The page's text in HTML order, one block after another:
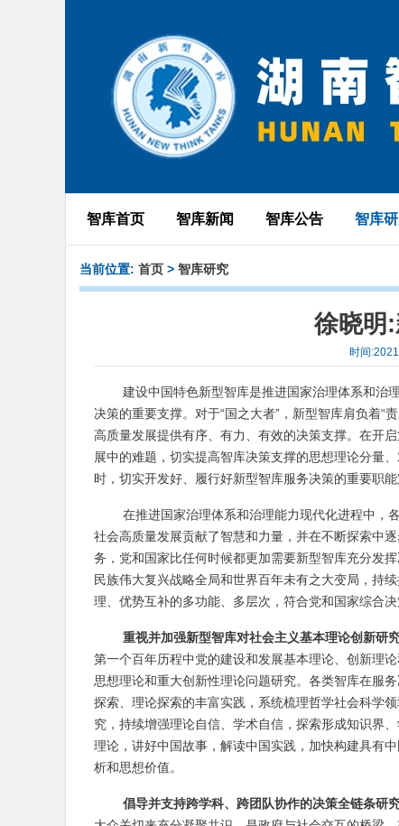
智库首页 智库新闻 智库公告 智库
当前位置: 首页 > 智库研究
徐晓明
时间
建设中国特色新型智库是推进国家治理体系和治
决策的重要支撑。对于“国之大者”，新型智库肩负着“
高质量发展提供有序、有力、有效的决策支撑。在开
展中的难题，切实提高智库决策支撑的思想理论分量
时，切实开发好、履行好新型智库服务决策的重要职
在推进国家治理体系和治理能力现代化进程中，
社会高质量发展贡献了智慧和力量，并在不断探索中
务，党和国家比任何时候都更加需要新型智库充分发
民族伟大复兴战略全局和世界百年未有之大变局，持
理、优势互补的多功能、多层次，符合党和国家综合
重视并加强新型智库对社会主义基本理论创新研究
第一个百年历程中党的建设和发展基本理论、创新理
思想理论和重大创新性理论问题研究。各类智库在服
探索、理论探索的丰富实践，系统梳理哲学社会科学
究，持续增强理论自信、学术自信，探索形成知识界
理论，讲好中国故事，解读中国实践，加快构建具有
析和思想价值。
倡导并支持跨学科、跨团队协作的决策全链条研究